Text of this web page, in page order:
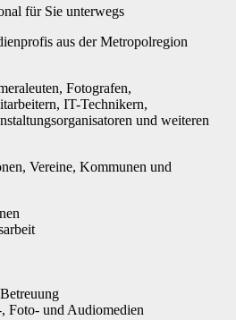
für Sie unterwegs
aus der Metropolregion
Fotografen,
IT-Technikern,
und weiteren
Vereine, Kommunen und
Foto- und Audiomedien